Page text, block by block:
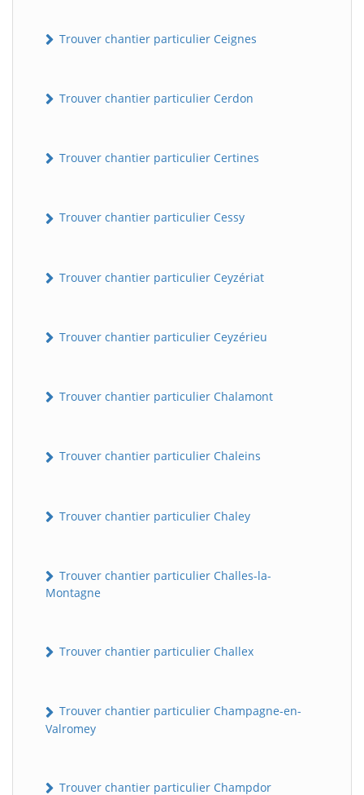
Trouver chantier particulier Ceignes
Trouver chantier particulier Cerdon
Trouver chantier particulier Certines
Trouver chantier particulier Cessy
Trouver chantier particulier Ceyzériat
Trouver chantier particulier Ceyzérieu
Trouver chantier particulier Chalamont
Trouver chantier particulier Chaleins
Trouver chantier particulier Chaley
Trouver chantier particulier Challes-la-
Montagne
Trouver chantier particulier Challex
Trouver chantier particulier Champagne-en-
Valromey
Trouver chantier particulier Champdor